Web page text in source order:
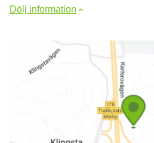
Dölj information